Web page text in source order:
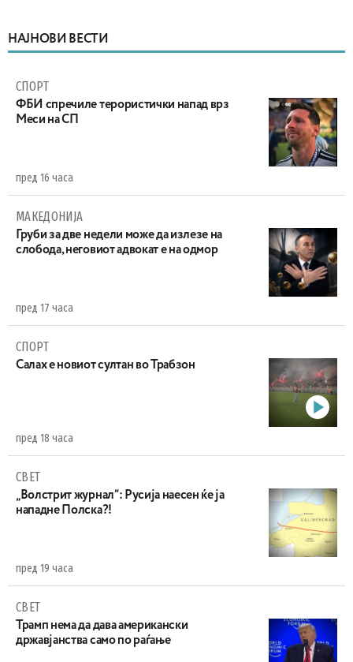
НАЈНОВИ ВЕСТИ
СПОРТ
ФБИ спречиле терористички напад врз
Меси на СП
пред 16 часа
МАКЕДОНИЈА
Груби за две недели може да излезе на
слобода, неговиот адвокат е на одмор
пред 17 часа
СПОРТ
Салах е новиот султан во Трабзон
пред 18 часа
СВЕТ
„Волстрит журнал“: Русија наесен ќе ја
нападне Полска?!
пред 19 часа
СВЕТ
Трамп нема да дава американски
државјанства само по раѓање